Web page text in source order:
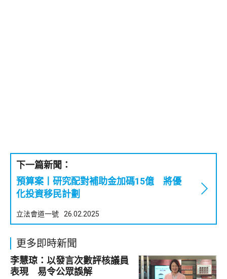
下一篇新聞：
預算案丨研究配對補助金加碼15億 將優
化投資移民計劃
立法會道一號 26.02.2025
更多即時新聞
李慧琼：以發言次數評核議員
表現 易令公眾誤解